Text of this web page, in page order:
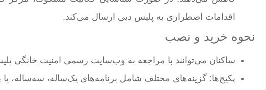
اقدامات اضطراری به پلیس دبی ارسال می‌کند.
نحوه خرید و نصب
ساکنان می‌توانند با مراجعه به وب‌سایت رسمی امنیت خانگی
پکیج‌ها: گزینه‌های مختلف شامل برنامه‌های یک‌ساله، سه‌ساله،